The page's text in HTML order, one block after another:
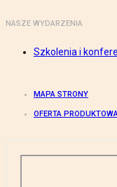
NASZE WYDARZENIA
Szkolenia i
MAPA STRONY
OFERTA